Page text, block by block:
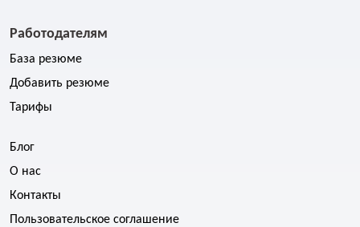
Работодателям
База резюме
Добавить резюме
Тарифы
Блог
О нас
Контакты
Пользовательское соглашение